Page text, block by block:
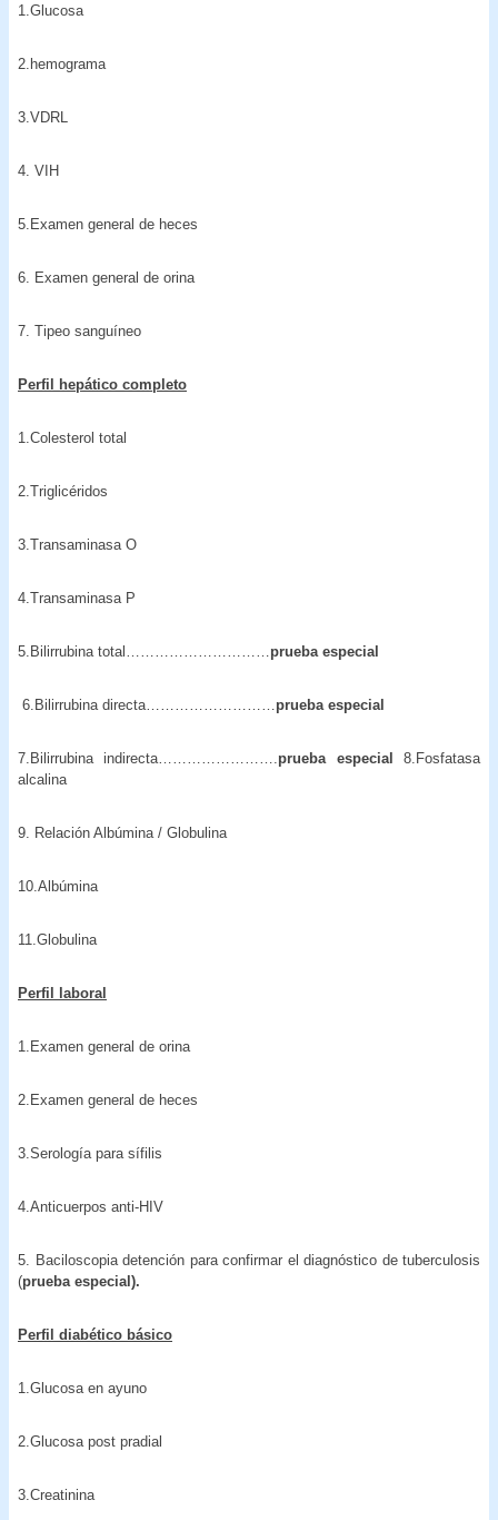
1.Glucosa
2.hemograma
3.VDRL
4. VIH
5.Examen general de heces
6. Examen general de orina
7. Tipeo sanguíneo
Perfil hepático completo
1.Colesterol total
2.Triglicéridos
3.Transaminasa O
4.Transaminasa P
5.Bilirrubina total………………………… prueba especial
6.Bilirrubina directa……………………… prueba especial
7.Bilirrubina indirecta……………………. prueba especial8.Fosfatasa
alcalina
9. Relación Albúmina / Globulina
10.Albúmina
11.Globulina
Perfil laboral
1.Examen general de orina
2.Examen general de heces
3.Serología para sífilis
4.Anticuerpos anti-HIV
5. Baciloscopia detención para confirmar el diagnóstico de tuberculosis
(prueba especial).
Perfil diabético básico
1.Glucosa en ayuno
2.Glucosa post pradial
3.Creatinina